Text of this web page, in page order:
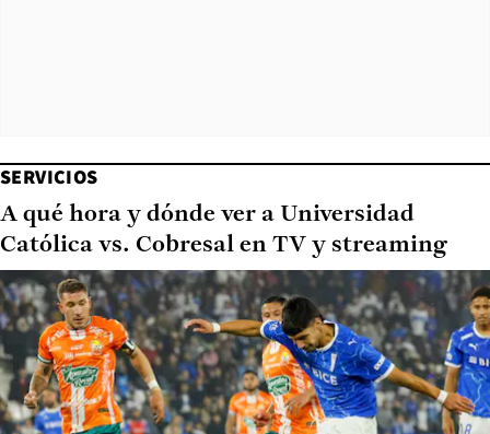
SERVICIOS
A qué hora y dónde ver a Universidad
Católica vs. Cobresal en TV y streaming